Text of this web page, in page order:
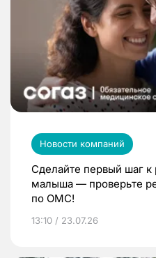
Новости компаний
Сделайте первый шаг
малыша — проверьте
по ОМС!
13:10 / 23.07.26